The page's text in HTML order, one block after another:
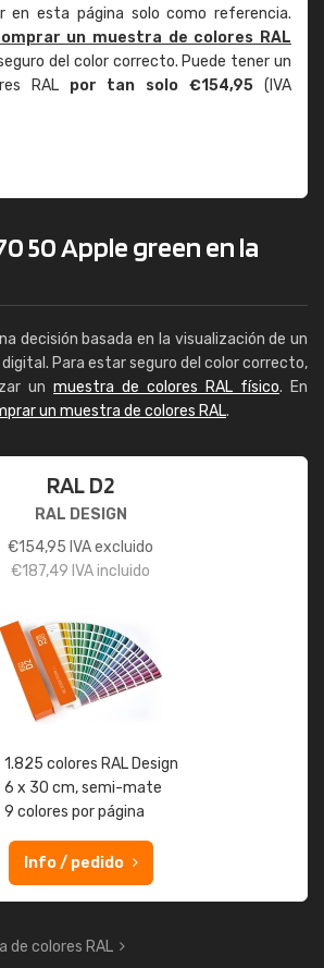
en esta página solo como referencia.
un muestra de colores RAL
del color correcto. Puede tener un
RAL por tan solo €154,95 (IVA
50 Apple green en la
decisión basada en la visualización de un
Para estar seguro del color correcto,
un muestra de colores RAL físico. En
un muestra de colores RAL.
RAL D2
RAL DESIGN
€154,95 IVA excluido
€187,49 IVA incluido
1.825 colores RAL Design
6 x 30 cm, semi-mate
9 colores por página
Info / pedido
de colores RAL